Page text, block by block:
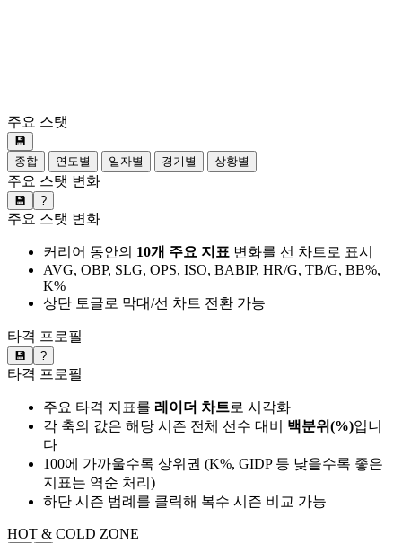
주요 스탯
💾
종합
연도별 일자별 경기별 상황별
주요 스탯 변화
💾 ?
주요 스탯 변화
커리어 동안의 10개 주요 지표 변화를 선 차트로 표시
AVG, OBP, SLG, OPS, ISO, BABIP, HR/G, TB/G, BB%,
K%
상단 토글로 막대/선 차트 전환 가능
타격 프로필
💾 ?
타격 프로필
주요 타격 지표를 레이더 차트로 시각화
각 축의 값은 해당 시즌 전체 선수 대비 백분위(%)입니
다
100에 가까울수록 상위권 (K%, GIDP 등 낮을수록 좋은
지표는 역순 처리)
하단 시즌 범례를 클릭해 복수 시즌 비교 가능
HOT & COLD ZONE